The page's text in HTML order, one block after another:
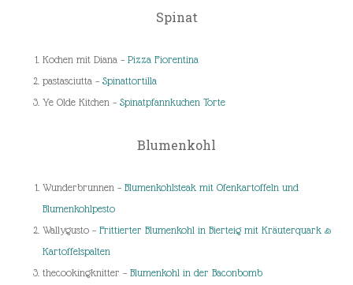
Spinat
Kochen mit Diana – Pizza Fiorentina
pastasciutta – Spinattortilla
Ye Olde Kitchen – Spinatpfannkuchen Torte
Blumenkohl
Wunderbrunnen – Blumenkohlsteak mit Ofenkartoffeln und
Blumenkohlpesto
Wallygusto – Frittierter Blumenkohl in Bierteig mit Kräuterquark &
Kartoffelspalten
thecookingknitter – Blumenkohl in der Baconbomb